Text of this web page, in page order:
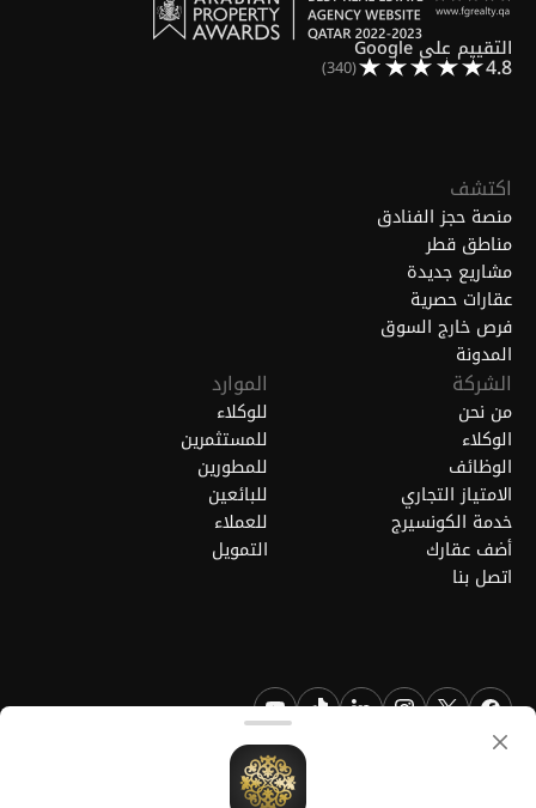
التقييم على Google
4.8
(340)
اكتشف
منصة حجز الفنادق
مناطق قطر
مشاريع جديدة
عقارات حصرية
فرص خارج السوق
المدونة
الشركة
من نحن
الوكلاء
الوظائف
الامتياز التجاري
خدمة الكونسيرج
أضف عقارك
اتصل بنا
الموارد
للوكلاء
للمستثمرين
للمطورين
للبائعين
للعملاء
التمويل
هي علامة تجارية مسجلة لشركة فايند جريت ريالتي ذ.م.م قطر.